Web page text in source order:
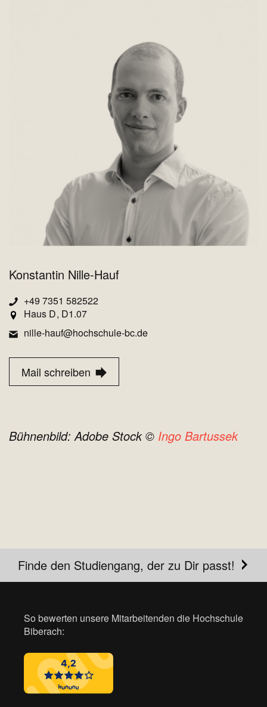
Konstantin Nille-Hauf
+49 7351 582522
Haus D D1.07
nille-hauf@hochschule-bc.de
Mail schreiben
Bühnenbild: Adobe Stock © Ingo Bartussek
Finde den Studiengang, der zu Dir passt!
So bewerten unsere Mitarbeitenden die Hochschule
Biberach: